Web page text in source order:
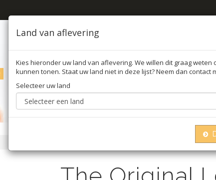
TRUFFEL
The original lemon wraps citroen serveerdoek wit
Land van aflevering
Kies hieronder uw land van aflevering. We willen dit graag weten
kunnen tonen. Staat uw land niet in deze lijst? Neem dan contact
Selecteer uw land